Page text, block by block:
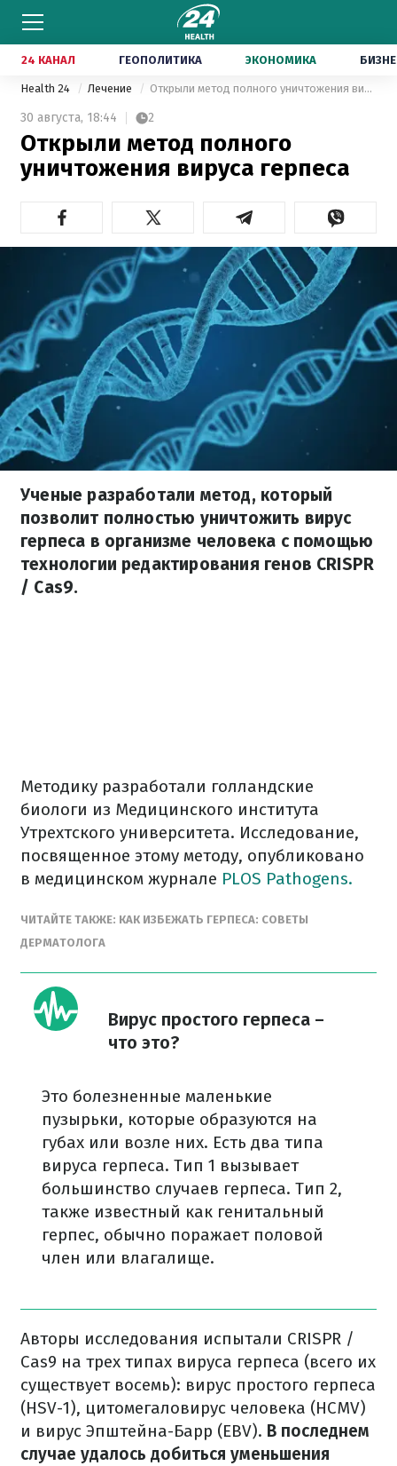
24 КАНАЛ ГЕОПОЛИТИКА ЭКОНОМИКА
Health 24 Лечение Открыли метод полного уничтожения вируса герпеса
30 августа, 18:44 2
Открыли метод полного
уничтожения вируса герпеса
Ученые разработали метод, который
позволит полностью уничтожить вирус
герпеса в организме человека с помощью
технологии редактирования генов CRISPR
/ Cas9.
Методику разработали голландские
биологи из Медицинского института
Утрехтского университета. Исследование,
посвященное этому методу, опубликовано
в медицинском журнале PLOS Pathogens.
ЧИТАЙТЕ ТАКЖЕ: КАК ИЗБЕЖАТЬ ГЕРПЕСА: СОВЕТЫ
ДЕРМАТОЛОГА
Вирус простого герпеса –
что это?
Это болезненные маленькие
пузырьки, которые образуются на
губах или возле них. Есть два типа
вируса герпеса. Тип 1 вызывает
большинство случаев герпеса. Тип 2,
также известный как генитальный
герпес, обычно поражает половой
член или влагалище.
Авторы исследования испытали CRISPR /
Cas9 на трех типах вируса герпеса (всего их
существует восемь): вирус простого герпеса
(HSV-1), цитомегаловирус человека (HCMV)
и вирус Эпштейна-Барр (EBV). В последнем
случае удалось добиться уменьшения